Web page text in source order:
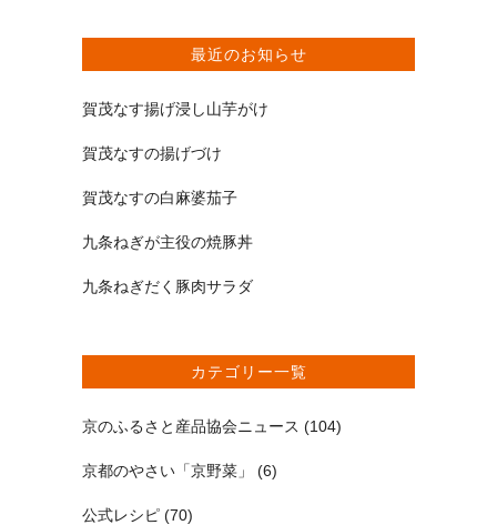
最近のお知らせ
賀茂なす揚げ浸し山芋がけ
賀茂なすの揚げづけ
賀茂なすの白麻婆茄子
九条ねぎが主役の焼豚丼
九条ねぎだく豚肉サラダ
カテゴリー一覧
京のふるさと産品協会ニュース (104)
京都のやさい「京野菜」 (6)
公式レシピ (70)